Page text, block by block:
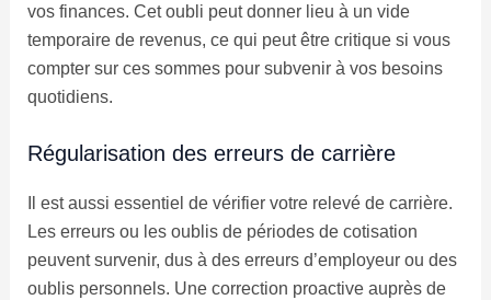
vos finances. Cet oubli peut donner lieu à un vide
temporaire de revenus, ce qui peut être critique si vous
compter sur ces sommes pour subvenir à vos besoins
quotidiens.
Régularisation des erreurs de carrière
Il est aussi essentiel de vérifier votre relevé de carrière.
Les erreurs ou les oublis de périodes de cotisation
peuvent survenir, dus à des erreurs d’employeur ou des
oublis personnels. Une correction proactive auprès de